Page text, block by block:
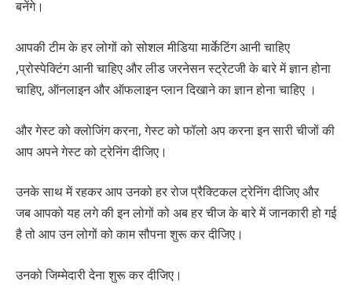
बनेंगे।
आपकी टीम के हर लोगों को सोशल मीडिया मार्केटिंग आनी चाहिए
,प्रोस्पेक्टिंग आनी चाहिए और लीड जरनेसन स्ट्रेटजी के बारे में ज्ञान होना
चाहिए, ऑनलाइन और ऑफलाइन प्लान दिखाने का ज्ञान होना चाहिए ।
और गेस्ट को क्लोजिंग करना, गेस्ट को फॉलो अप करना इन सारी चीजों की
आप अपने गेस्ट को ट्रेनिंग दीजिए।
उनके साथ में रहकर आप उनको हर रोज प्रैक्टिकल ट्रेनिंग दीजिए और
जब आपको यह लगे की इन लोगों को अब हर चीज के बारे में जानकारी हो गई
है तो आप उन लोगों को काम सौपना शुरू कर दीजिए।
उनको जिम्मेदारी देना शुरू कर दीजिए।